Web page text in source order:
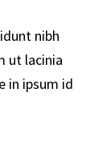
nibh
ut lacinia
in ipsum id